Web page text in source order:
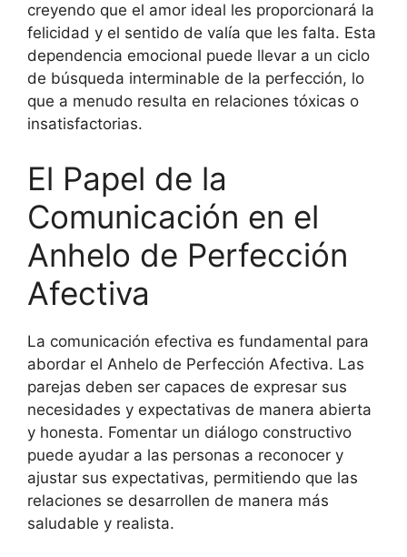
creyendo que el amor ideal les proporcionará la
felicidad y el sentido de valía que les falta. Esta
dependencia emocional puede llevar a un ciclo
de búsqueda interminable de la perfección, lo
que a menudo resulta en relaciones tóxicas o
insatisfactorias.
El Papel de la
Comunicación en el
Anhelo de Perfección
Afectiva
La comunicación efectiva es fundamental para
abordar el Anhelo de Perfección Afectiva. Las
parejas deben ser capaces de expresar sus
necesidades y expectativas de manera abierta
y honesta. Fomentar un diálogo constructivo
puede ayudar a las personas a reconocer y
ajustar sus expectativas, permitiendo que las
relaciones se desarrollen de manera más
saludable y realista.